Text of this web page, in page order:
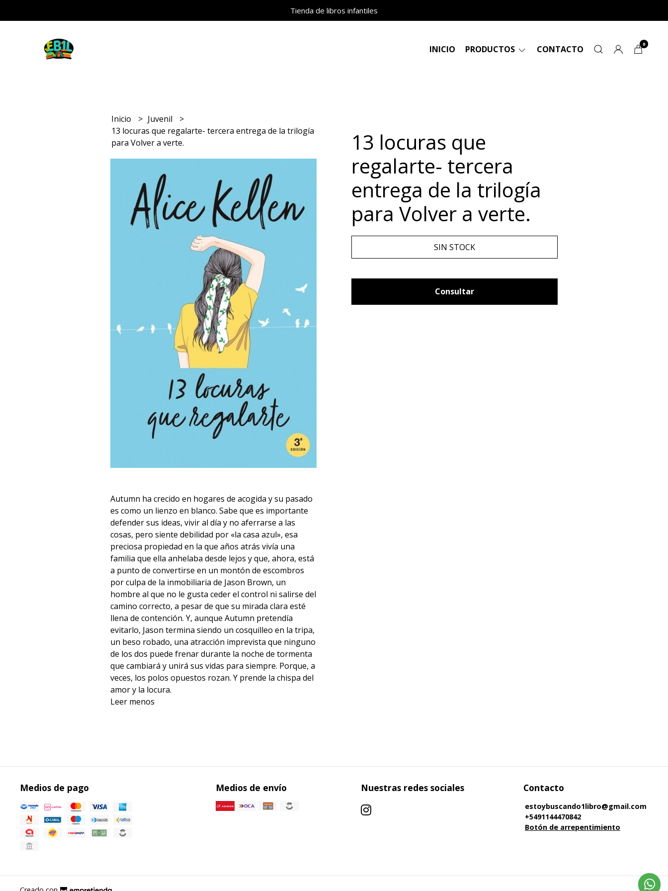
Tienda de libros infantiles
INICIO PRODUCTOS CONTACTO 0
Inicio
Juvenil
13 locuras que regalarte- tercera entrega de la trilogía
para Volver a verte.
Autumn ha crecido en hogares de acogida y su pasado
es como un lienzo en blanco. Sabe que es importante
defender sus ideas, vivir al día y no aferrarse a las
cosas, pero siente debilidad por «la casa azul», esa
preciosa propiedad en la que años atrás vivía una
familia que ella anhelaba desde lejos y que, ahora, está
a punto de convertirse en un montón de escombros
por culpa de la inmobiliaria de Jason Brown, un
hombre al que no le gusta ceder el control ni salirse del
camino correcto, a pesar de que su mirada clara esté
llena de contención. Y, aunque Autumn pretendía
evitarlo, Jason termina siendo un cosquilleo en la tripa,
un beso robado, una atracción imprevista que ninguno
de los dos puede frenar durante la noche de tormenta
que cambiará y unirá sus vidas para siempre. Porque, a
veces, los polos opuestos rozan. Y prende la chispa del
amor y la locura.
Leer menos
13 locuras que
regalarte- tercera
entrega de la trilogía
para Volver a verte.
SIN STOCK
Consultar
Medios de pago Medios de envío Nuestras redes sociales Contacto
estoybuscando1libro@gmail.com
+5491144470842
Botón de arrepentimiento